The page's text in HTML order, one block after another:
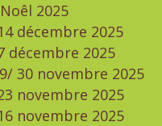
2025
décembre 2025
décembre 2025
30 novembre 2025
novembre 2025
novembre 2025